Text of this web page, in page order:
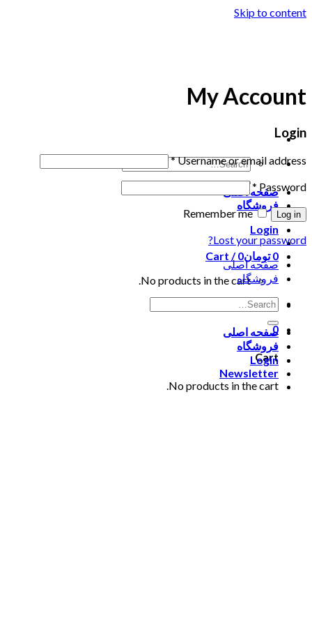
Skip to content
صفحه اصلی
فروشگاه
Login
Cart /
تومان0
0
No products in the cart.
0
Cart
No products in the cart.
My Account
Login
Username or email address
*
Password
*
Log in
Remember me
Lost your password?
صفحه اصلی
فروشگاه
صفحه اصلی
فروشگاه
Login
Newsletter